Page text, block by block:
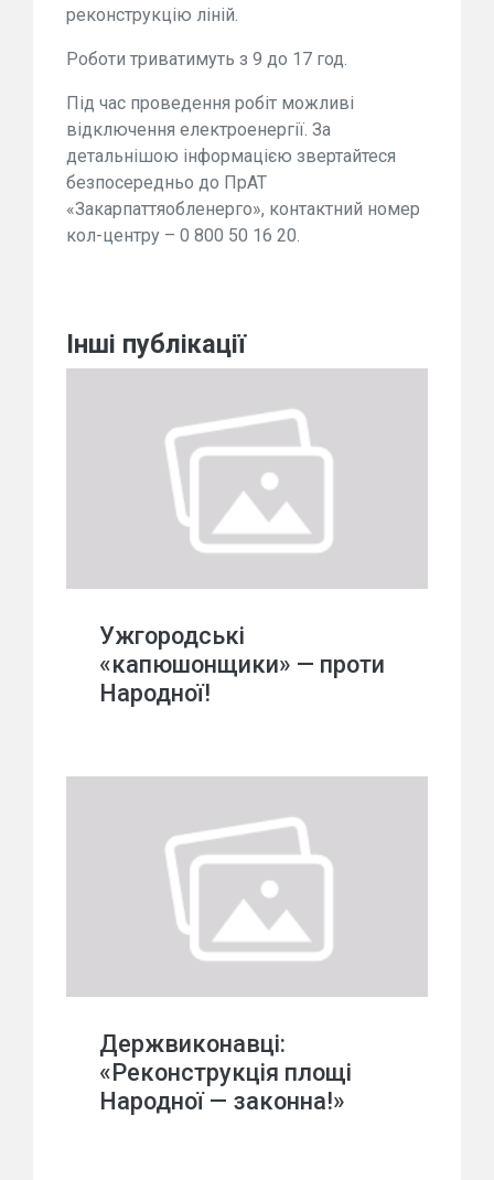
реконструкцію ліній.
Роботи триватимуть з 9 до 17 год.
Під час проведення робіт можливі
відключення електроенергії. За
детальнішою інформацією звертайтеся
безпосередньо до ПрАТ
«Закарпаттяобленерго», контактний номер
кол-центру – 0 800 50 16 20.
Інші публікації
Ужгородські
«капюшонщики» — проти
Народної!
Держвиконавці:
«Реконструкція площі
Народної — законна!»